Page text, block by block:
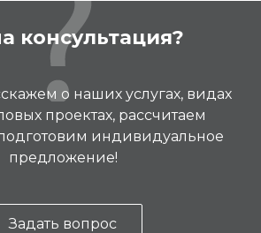
консультация?
о наших услугах, видах
проектах, рассчитаем
индивидуальное
предложение!
Задать вопрос